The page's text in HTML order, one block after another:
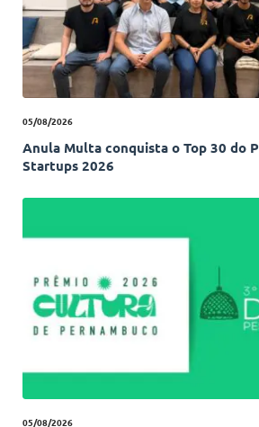
05/08/2026
Anula Multa conquista o Top 30 do
Startups 2026
05/08/2026